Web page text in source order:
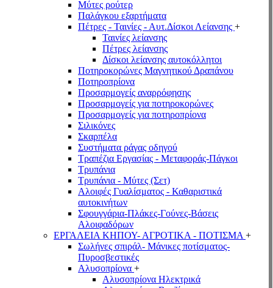
Μύτες ρούτερ
Παλάγκου εξαρτήματα
Πέτρες - Ταινίες - Αυτ.Δίσκοι Λείανσης +
Ταινίες λείανσης
Πέτρες λείανσης
Δίσκοι λείανσης αυτοκόλλητοι
Ποτηροκορώνες Μαγνητικού Δραπάνου
Ποτηροπρίονα
Προσαρμογείς αναρρόφησης
Προσαρμογείς για ποτηροκορώνες
Προσαρμογείς για ποτηροπρίονα
Σιλικόνες
Σκαρπέλα
Συστήματα ράγας οδηγού
Τραπέζια Εργασίας - Μεταφοράς-Πάγκοι
Τρυπάνια
Τρυπάνια - Μύτες (Σετ)
Αλοιφές Γυαλίσματος - Καθαριστικά
αυτοκινήτων
Σφουγγάρια-Πλάκες-Γούνες-Βάσεις
Αλοιφαδόρων
ΕΡΓΑΛΕΙΑ ΚΗΠΟΥ- ΑΓΡΟΤΙΚΑ - ΠΟΤΙΣΜΑ +
Σωλήνες σπιράλ- Μάνικες ποτίσματος-
Πυροσβεστικές
Αλυσοπρίονα +
Αλυσοπρίονα Ηλεκτρικά